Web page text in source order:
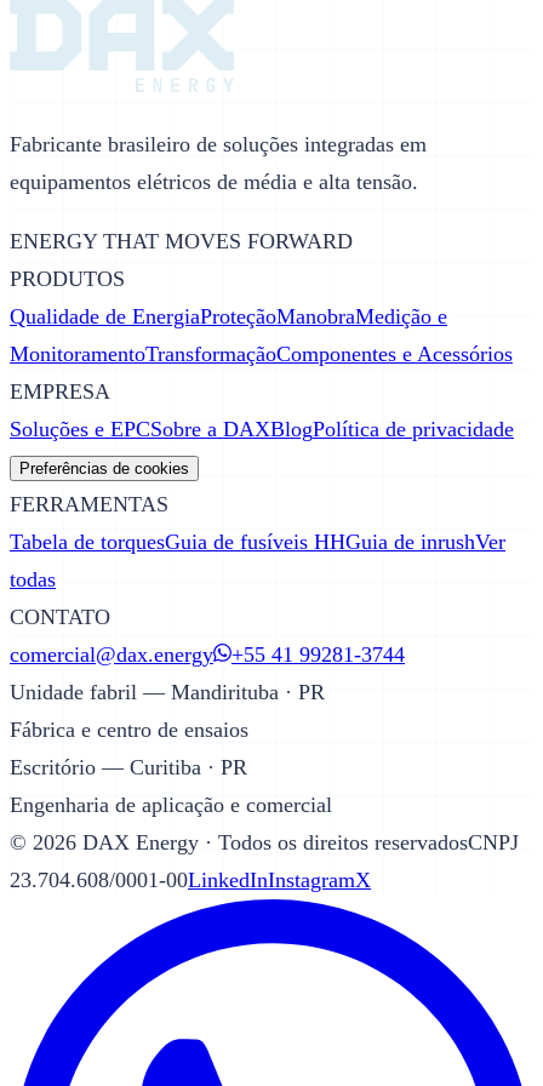
Fabricante brasileiro de soluções integradas em
equipamentos elétricos de média e alta tensão.
ENERGY THAT MOVES FORWARD
PRODUTOS
Qualidade de EnergiaProteçãoManobraMedição e
MonitoramentoTransformaçãoComponentes e Acessórios
EMPRESA
Soluções e EPCSobre a DAXBlogPolítica de privacidade
Preferências de cookies
FERRAMENTAS
Tabela de torquesGuia de fusíveis HHGuia de inrushVer
todas
CONTATO
comercial@dax.energy
+55 41 99281-3744
Unidade fabril — Mandirituba · PR
Fábrica e centro de ensaios
Escritório — Curitiba · PR
Engenharia de aplicação e comercial
© 2026 DAX Energy · Todos os direitos reservadosCNPJ
23.704.608/0001-00LinkedInInstagramX